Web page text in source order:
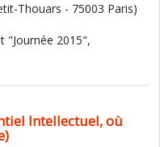
Thouars - 75003 Paris)
"Journée 2015",
Intellectuel, où